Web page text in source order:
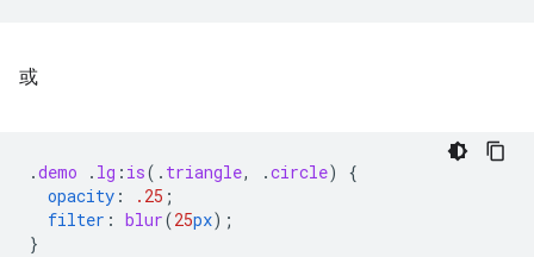
或
.demo . lg : is( . triangle, .circle)
{
opacity : .25 ;
filter : blur(25px);
}